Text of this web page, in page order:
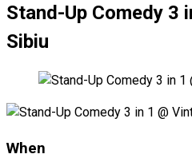
Stand-Up Comedy 3
Sibiu
When